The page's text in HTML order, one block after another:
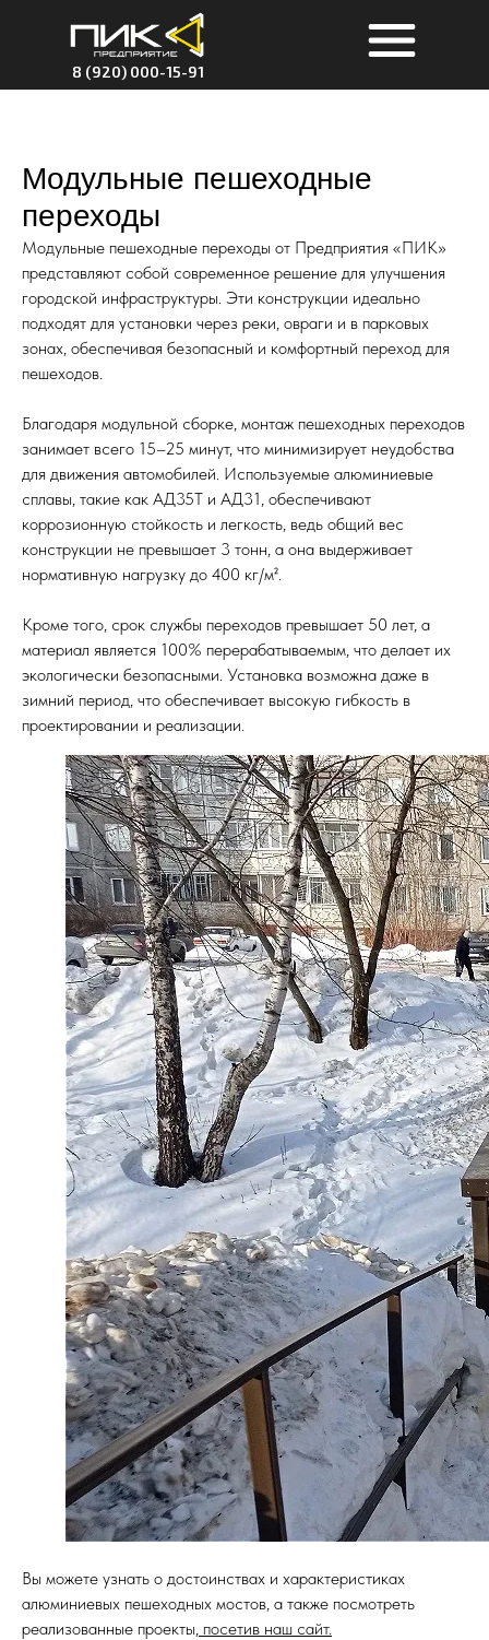
8 (920) 000-15-91
Модульные пешеходные
переходы
Модульные пешеходные переходы от Предприятия «ПИК»
представляют собой современное решение для улучшения
городской инфраструктуры. Эти конструкции идеально
подходят для установки через реки, овраги и в парковых
зонах, обеспечивая безопасный и комфортный переход для
пешеходов.
Благодаря модульной сборке, монтаж пешеходных переходов
занимает всего 15–25 минут, что минимизирует неудобства
для движения автомобилей. Используемые алюминиевые
сплавы, такие как АД35Т и АД31, обеспечивают
коррозионную стойкость и легкость, ведь общий вес
конструкции не превышает 3 тонн, а она выдерживает
нормативную нагрузку до 400 кг/м².
Кроме того, срок службы переходов превышает 50 лет, а
материал является 100% перерабатываемым, что делает их
экологически безопасными. Установка возможна даже в
зимний период, что обеспечивает высокую гибкость в
проектировании и реализации.
Вы можете узнать о достоинствах и характеристиках
алюминиевых пешеходных мостов, а также посмотреть
реализованные проекты, посетив наш сайт.